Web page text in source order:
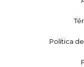
Política